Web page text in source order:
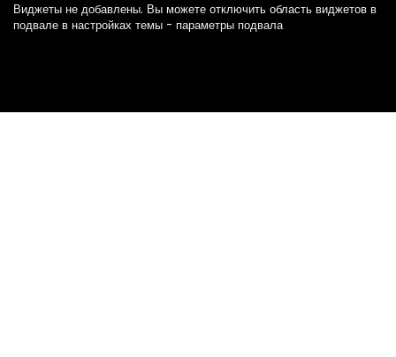
Виджеты не добавлены. Вы можете отключить область виджетов в
подвале в настройках темы - параметры подвала